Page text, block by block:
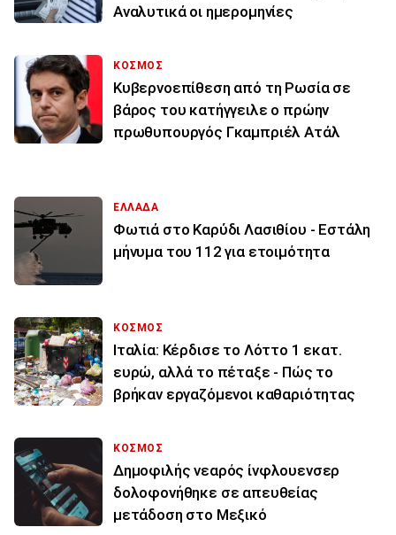
Αναλυτικά οι ημερομηνίες
ΚΟΣΜΟΣ
Κυβερνοεπίθεση από τη Ρωσία σε
βάρος του κατήγγειλε ο πρώην
πρωθυπουργός Γκαμπριέλ Ατάλ
ΕΛΛΑΔΑ
Φωτιά στο Καρύδι Λασιθίου - Εστάλη
μήνυμα του 112 για ετοιμότητα
ΚΟΣΜΟΣ
Ιταλία: Κέρδισε το Λόττο 1 εκατ.
ευρώ, αλλά το πέταξε - Πώς το
βρήκαν εργαζόμενοι καθαριότητας
ΚΟΣΜΟΣ
Δημοφιλής νεαρός ίνφλουενσερ
δολοφονήθηκε σε απευθείας
μετάδοση στο Μεξικό